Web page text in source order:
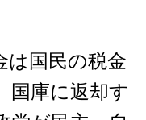
国民の税金
国庫に返却す